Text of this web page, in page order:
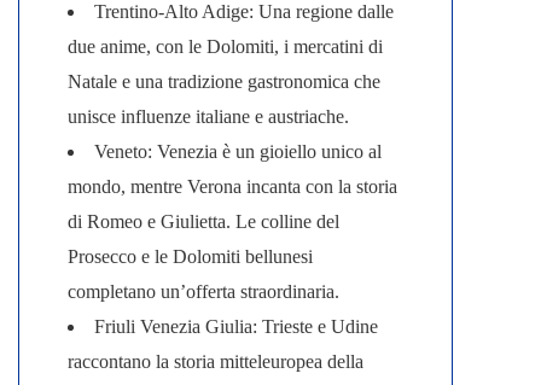
Trentino-Alto Adige: Una regione dalle
due anime, con le Dolomiti, i mercatini di
Natale e una tradizione gastronomica che
unisce influenze italiane e austriache.
Veneto: Venezia è un gioiello unico al
mondo, mentre Verona incanta con la storia
di Romeo e Giulietta. Le colline del
Prosecco e le Dolomiti bellunesi
completano un’offerta straordinaria.
Friuli Venezia Giulia: Trieste e Udine
raccontano la storia mitteleuropea della